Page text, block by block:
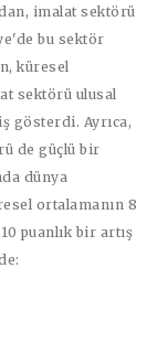
imalat sektörü
bu sektör
küresel
sektörü ulusal
gösterdi. Ayrıca,
de güçlü bir
dünya
ortalamanın 8
puanlık bir artış